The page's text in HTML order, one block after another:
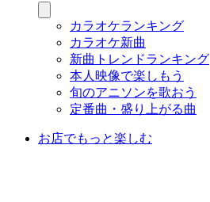
カラオケランキング
カラオケ新曲
新曲トレンドランキング
本人映像で楽しもう
旬のアニソンを歌おう
定番曲・盛り上がる曲
お店でもっと楽しむ